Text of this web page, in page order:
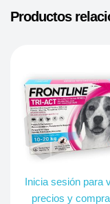
Productos
Inicia sesión para
precios y